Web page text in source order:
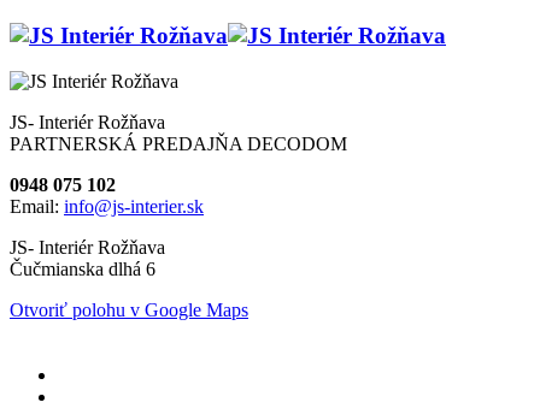
JS- Interiér Rožňava
PARTNERSKÁ PREDAJŇA DECODOM
0948 075 102
Email: info@js-interier.sk
JS- Interiér Rožňava
Čučmianska dlhá 6
Otvoriť polohu v Google Maps